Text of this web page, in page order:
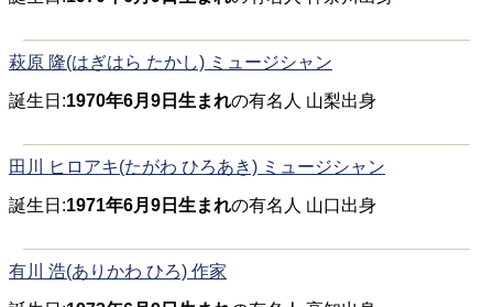
萩原 隆(はぎはら たかし) ミュージシャン
誕生日:1970年6月9日生まれの有名人 山梨出身
田川 ヒロアキ(たがわ ひろあき) ミュージシャン
誕生日:1971年6月9日生まれの有名人 山口出身
有川 浩(ありかわ ひろ) 作家